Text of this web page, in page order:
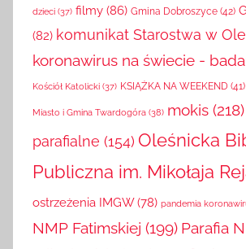
dzieci (37) filmy (86) Gmina Dobroszyce (42)
(82) komunikat Starostwa w
koronawirus na świecie -
Kościół Katolicki (37) KSIĄŻKA NA WEEKEND (41)
Miasto i Gmina Twardogóra (38) mokis (218)
parafialne (154) Oleśnicka
Publiczna im. Mikołaja
ostrzeżenia IMGW (78) pandemia
NMP Fatimskiej (199) Parafia